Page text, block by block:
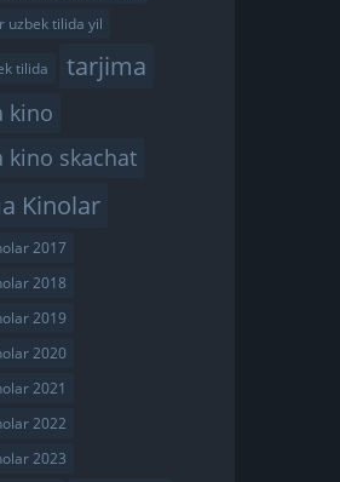
uzbek tilida yil
tilida tarjima
kino
kino skachat
Kinolar
2017
2018
2019
2020
2021
2022
2023